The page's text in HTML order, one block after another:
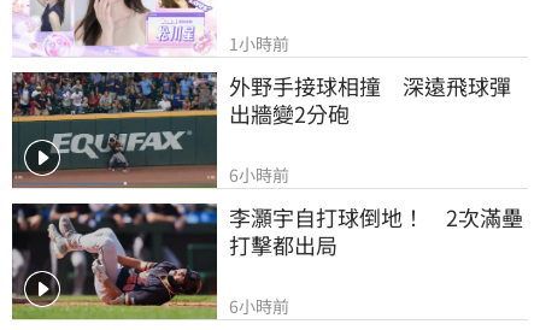
1小時前
外野手接球相撞　深遠飛球彈
出牆變2分砲
6小時前
李灝宇自打球倒地！　2次滿壘
打擊都出局
6小時前